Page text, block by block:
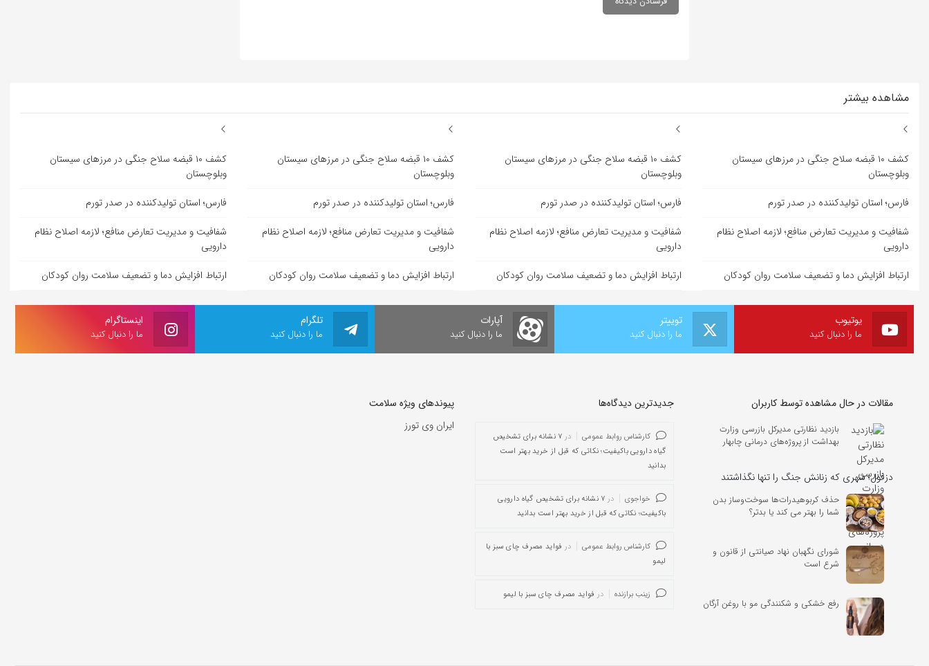
مشاهده بیشتر
کشف ۱۰ قبضه سلاح جنگی در مرزهای سیستان
وبلوچستان
فارس؛ استان تولیدکننده در صدر تورم
شفافیت و مدیریت تعارض منافع؛ لازمه اصلاح نظام
دارویی
ارتباط افزایش دما و تضعیف سلامت روان کودکان
کشف ۱۰ قبضه سلاح جنگی در مرزهای سیستان
وبلوچستان
فارس؛ استان تولیدکننده در صدر تورم
شفافیت و مدیریت تعارض منافع؛ لازمه اصلاح نظام
دارویی
ارتباط افزایش دما و تضعیف سلامت روان کودکان
کشف ۱۰ قبضه سلاح جنگی در مرزهای سیستان
وبلوچستان
فارس؛ استان تولیدکننده در صدر تورم
شفافیت و مدیریت تعارض منافع؛ لازمه اصلاح نظام
دارویی
ارتباط افزایش دما و تضعیف سلامت روان کودکان
کشف ۱۰ قبضه سلاح جنگی در مرزهای سیستان
وبلوچستان
فارس؛ استان تولیدکننده در صدر تورم
شفافیت و مدیریت تعارض منافع؛ لازمه اصلاح نظام
دارویی
ارتباط افزایش دما و تضعیف سلامت روان کودکان
اینستاگرام
ما را دنبال کنید
تلگرام
ما را دنبال کنید
آپارات
ما را دنبال کنید
توییتر
ما را دنبال کنید
یوتیوب
ما را دنبال کنید
مقالات در حال مشاهده توسط کاربران
بازدید نظارتی مدیرکل بازرسی وزارت
بهداشت از پروژه‌های درمانی چابهار
دزفول؛ شهری که زنانش جنگ را تنها نگذاشتند
حذف کربوهیدرات‌ها سوخت‌وساز بدن
شما را بهتر می کند یا بدتر؟
شورای نگهبان نهاد صیانتی از قانون و
شرع است
رفع خشکی و شکنندگی مو با روغن آرگان
جدیدترین دیدگاه‌‌ها
کارشناس روابط عمومی در
۷ نشانه برای تشخیص
گیاه دارویی باکیفیت؛ نکاتی که قبل از خرید بهتر است
بدانید
خواجوی در
۷ نشانه برای تشخیص گیاه دارویی
باکیفیت؛ نکاتی که قبل از خرید بهتر است بدانید
کارشناس روابط عمومی در فواید مصرف چای سبز با
لیمو
زینب برازنده در فواید مصرف چای سبز با لیمو
پیوندهای ویژه سلامت
ایران وی تورز